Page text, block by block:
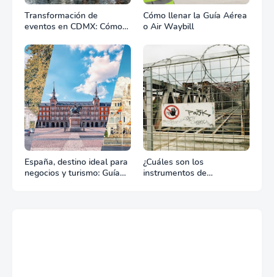
Transformación de
eventos en CDMX: Cómo
equipos define el éxito de
tu celebración
Cómo llenar la Guía Aérea
o Air Waybill
España, destino ideal para
negocios y turismo: Guía
¿Cuáles son los
instrumentos de